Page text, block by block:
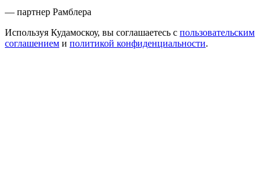
— партнер Рамблера
Используя Кудамоскоу, вы соглашаетесь с пользовательским
соглашением и политикой конфиденциальности.